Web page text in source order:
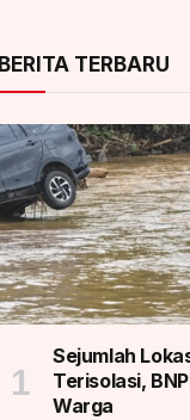
BERITA TERBARU
Sejumlah
Terisolasi,
Warga